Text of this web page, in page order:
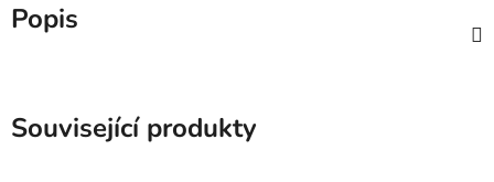
Popis
Související produkty